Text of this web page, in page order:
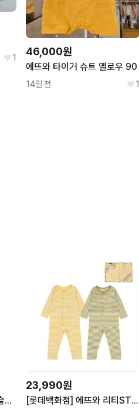
1
46,000원
에뜨와 타이거 슈트 옐로우 90
14일 전 1
[롯데백화점] 에뜨와 키키슬림내의 07S157606 LE1218778110
23,990원
[롯데백화점] 에뜨와 리티ST슬림내의 그린 옐로우 택1 07T557605/신생아선물,백일선물,돌선물 LE1222035413